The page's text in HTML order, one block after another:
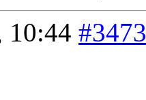
10:44 #3473